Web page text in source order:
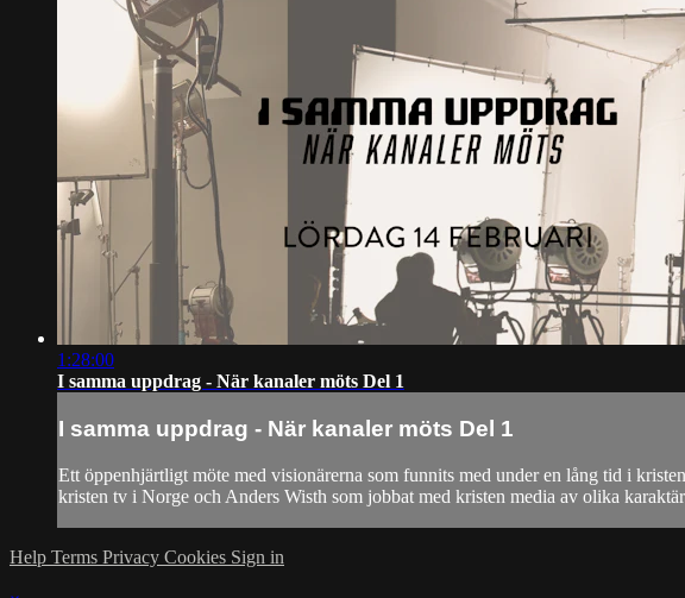
1:28:00
I samma uppdrag - När kanaler möts Del 1
I samma uppdrag - När kanaler möts Del 1
Ett öppenhjärtligt möte med visionärerna som funnits med under en lång tid i
kristen tv i Norge och Anders Wisth som jobbat med kristen media av olika
Help Terms Privacy Cookies Sign in